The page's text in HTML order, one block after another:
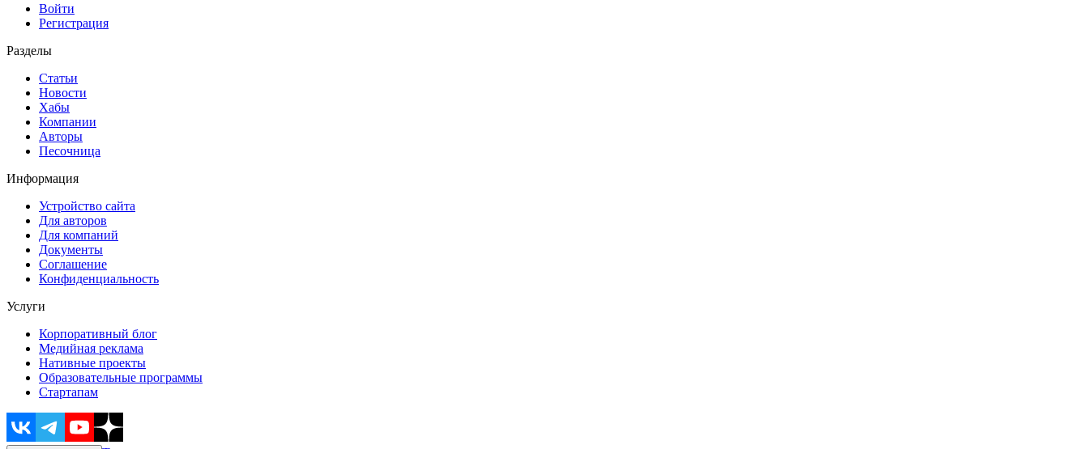
Войти
Регистрация
Разделы
Статьи
Новости
Хабы
Компании
Авторы
Песочница
Информация
Устройство сайта
Для авторов
Для компаний
Документы
Соглашение
Конфиденциальность
Услуги
Корпоративный блог
Медийная реклама
Нативные проекты
Образовательные программы
Стартапам